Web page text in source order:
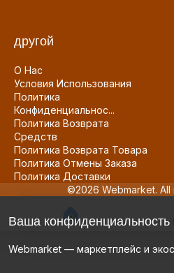
другой
О Нас
Условия Использования
Политика
Конфиденциальнос...
Политика Возврата
Средств
Политика Возврата Товара
Политика Отмены Заказа
Политика Доставки
©2026 Webmarket. All
Ваша конфиденциальность
Webmarket — маркетплейс и